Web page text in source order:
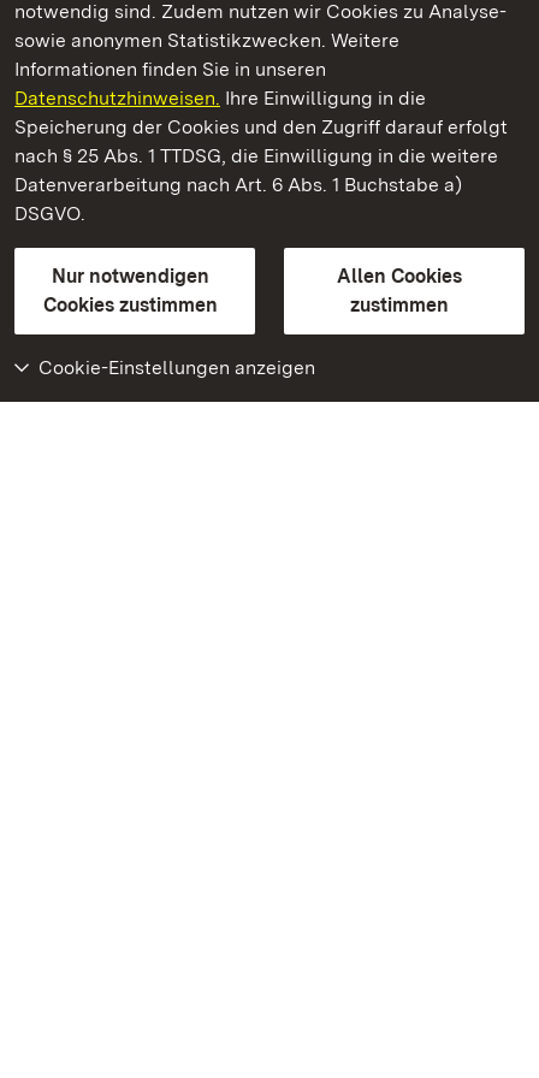
notwendig sind. Zudem nutzen wir Cookies zu Analyse-
sowie anonymen Statistikzwecken. Weitere
Informationen finden Sie in unseren
Datenschutzhinweisen. Ihre Einwilligung in die
Speicherung der Cookies und den Zugriff darauf erfolgt
nach § 25 Abs. 1 TTDSG, die Einwilligung in die weitere
Datenverarbeitung nach Art. 6 Abs. 1 Buchstabe a)
DSGVO.
Nur notwendigen
Cookies zustimmen
Allen Cookies
zustimmen
Cookie-Einstellungen anzeigen
Staatliche Schlösser und Gärten Baden‑Württemberg
Staatliche Schlösser und Gärten Baden-Württemberg
Kontakt
GebärdenspracheLeichte Sprache
Erklärung zur Barrierefreiheit
BITV-konform (geprüfte Seiten)
Weiteres